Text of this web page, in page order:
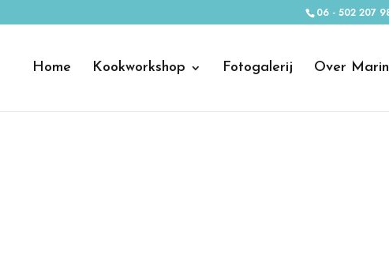
06 - 502 207
Home Kookworkshop Fotogalerij Over